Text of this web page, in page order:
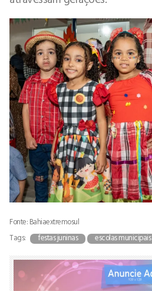
Fonte: Bahiaextremosul
Tags:
festas juninas escolas municipais